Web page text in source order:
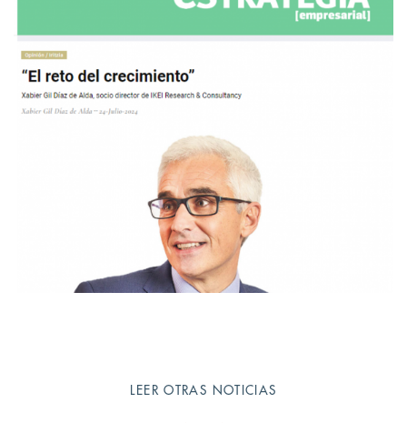
LEER OTRAS NOTICIAS